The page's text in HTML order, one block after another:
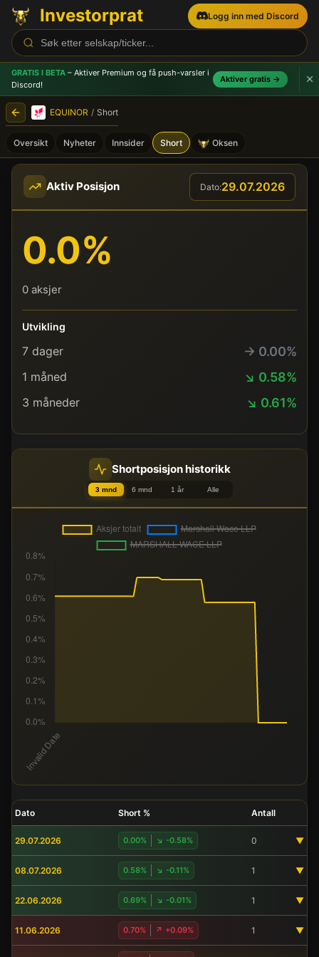
Investorprat Logg inn med Discord
GRATIS I BETA – Aktiver Premium og få push-varsler i
Discord!
Aktiver gratis →
EQUINOR / Short
Oversikt Nyheter Innsider Short Oksen
EQUINOR (EQNR) -
Aktiv Posisjon Dato:29.07.2026
0.0%
0 aksjer
Utvikling
7 dager → 0.00%
1 måned ↘ 0.58%
3 måneder ↘ 0.61%
Shortposisjon historikk
3 mnd 6 mnd 1 år Alle
Dato Short % Antall
29.07.2026 0.00% ↘ -0.58% 0 ▼
08.07.2026 0.58% ↘ -0.11% 1 ▼
22.06.2026 0.69% ↘ -0.01% 1 ▼
11.06.2026 0.70% ↗ +0.09% 1 ▼